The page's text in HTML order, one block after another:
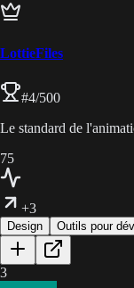
LottieFiles
#4/500
Le standard de
75
+3
Design Outils pour
3